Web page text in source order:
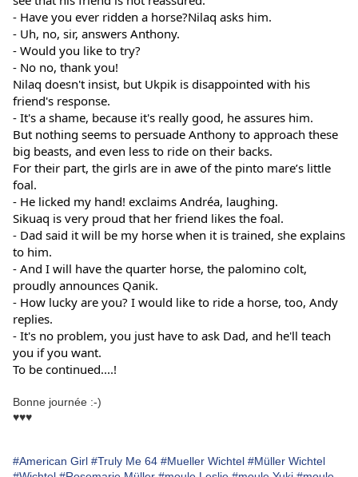
- Have you ever ridden a horse?Nilaq asks him.
- Uh, no, sir, answers Anthony.
- Would you like to try?
- No no, thank you!
Nilaq doesn't insist, but Ukpik is disappointed with his
friend's response.
- It's a shame, because it's really good, he assures him.
But nothing seems to persuade Anthony to approach these
big beasts, and even less to ride on their backs.
For their part, the girls are in awe of the pinto mare’s little
foal.
- He licked my hand! exclaims Andréa, laughing.
Sikuaq is very proud that her friend likes the foal.
- Dad said it will be my horse when it is trained, she explains
to him.
- And I will have the quarter horse, the palomino colt,
proudly announces Qanik.
- How lucky are you? I would like to ride a horse, too, Andy
replies.
- It's no problem, you just have to ask Dad, and he'll teach
you if you want.
To be continued....!
Bonne journée :-)
♥♥♥
#American Girl #Truly Me 64 #Mueller Wichtel #Müller Wichtel